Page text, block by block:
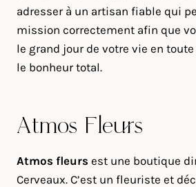
adresser à un artisan fiable qui
mission correctement afin que
le grand jour de votre vie en
le bonheur total.
Atmos Fleurs
Atmos fleurs est une boutique
Cerveaux. C’est un fleuriste et